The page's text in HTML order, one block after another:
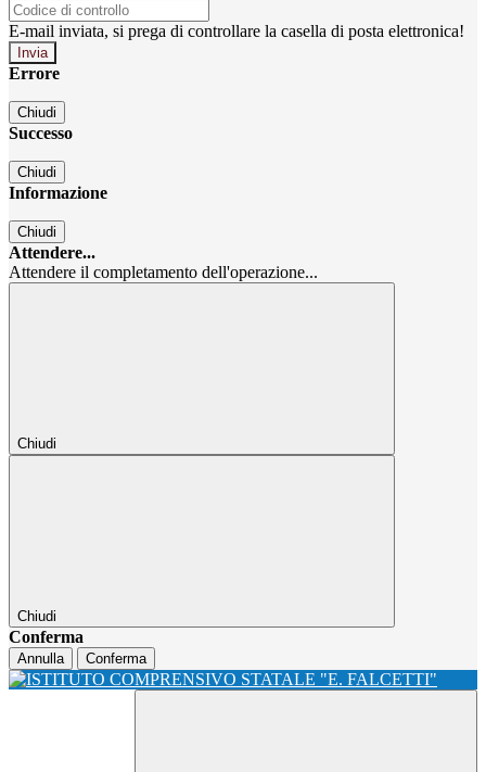
E-mail inviata, si prega di controllare la casella di posta elettronica!
Errore
Chiudi
Successo
Chiudi
Informazione
Chiudi
Attendere...
Attendere il completamento dell'operazione...
Chiudi
Chiudi
Conferma
Annulla Conferma